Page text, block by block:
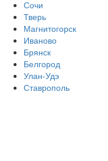
Сочи
Тверь
Магнитогорск
Иваново
Брянск
Белгород
Улан-Удэ
Ставрополь